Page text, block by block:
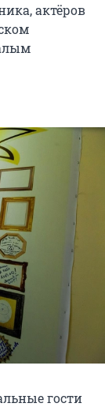
актёров
гости